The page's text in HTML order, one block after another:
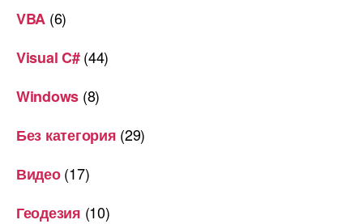
VBA (6)
Visual C#(44)
Windows (8)
Без категория (29)
Видео(17)
Геодезия (10)